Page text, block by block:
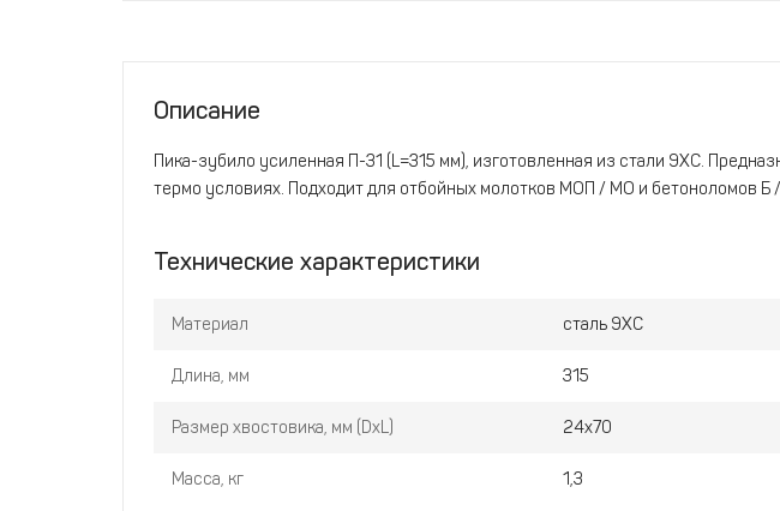
Описание
Пика-зубило усиленная П-31 (L=315 мм), изготовленная из стали 9ХС.
термо условиях. Подходит для отбойных молотков МОП / МО и бетоноломов Б
Технические характеристики
Материал сталь 9ХС
Длина, мм 315
Размер хвостовика, мм (DxL) 24х70
Масса, кг 1,3